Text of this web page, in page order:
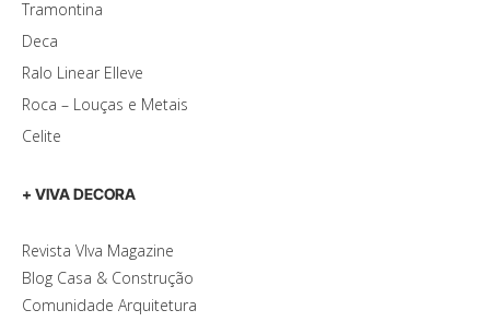
Tramontina
Deca
Ralo Linear Elleve
Roca – Louças e Metais
Celite
+ VIVA DECORA
Revista VIva Magazine
Blog Casa & Construção
Comunidade Arquitetura